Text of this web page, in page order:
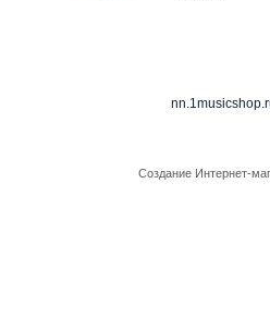
Создание Интернет-